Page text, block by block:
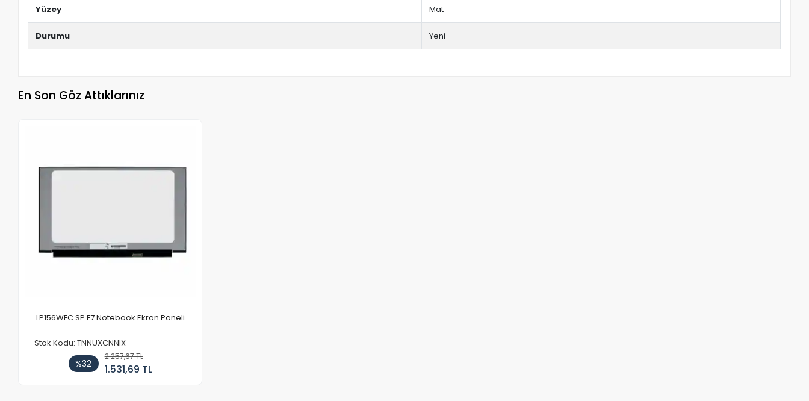
Yüzey Mat
Durumu Yeni
En Son Göz Attıklarınız
LP156WFC SP F7 Notebook Ekran Paneli
Stok Kodu: TNNUXCNNIX
%32
2.257,67 TL
1.531,69 TL